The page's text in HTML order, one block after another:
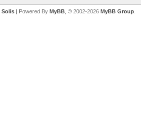
Solis | Powered By MyBB , © 2002-2026 MyBB Group